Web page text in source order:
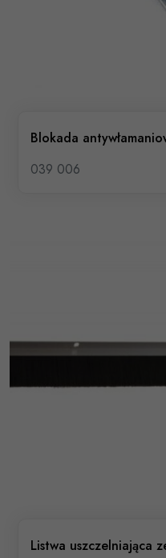
Blokada
039 006
Listwa uszczelniająca